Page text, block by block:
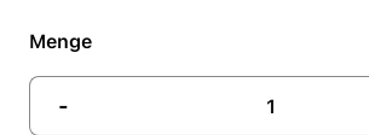
Menge
-